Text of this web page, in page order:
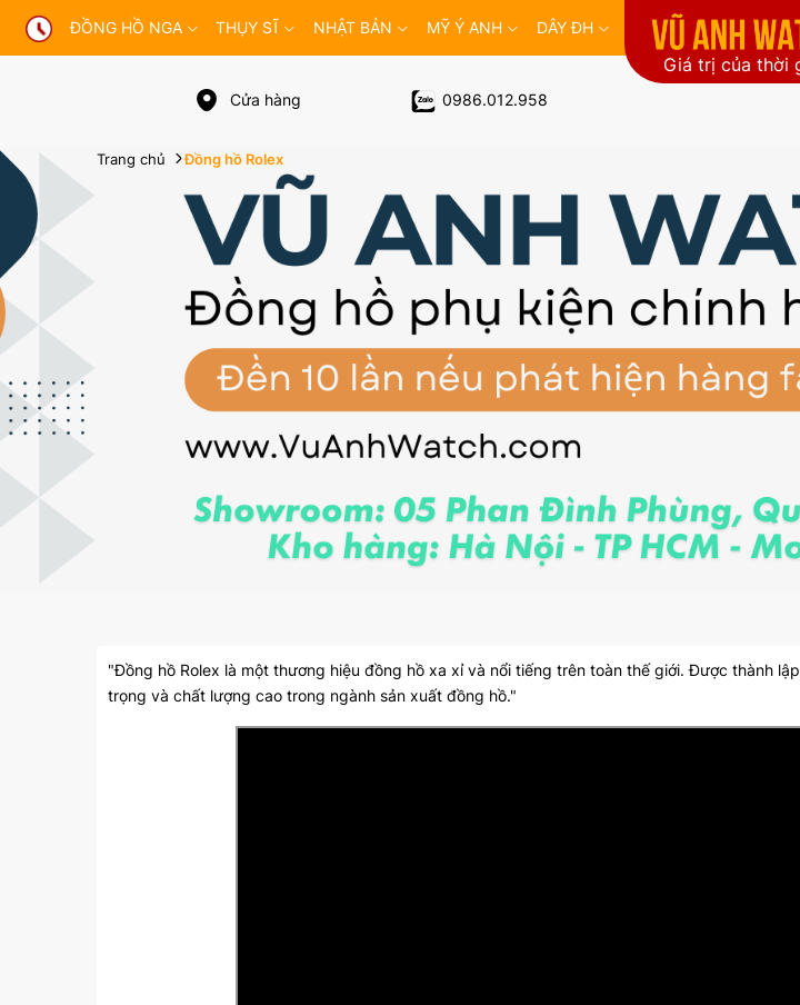
ĐỒNG HỒ NGA THỤY SĨ NHẬT BẢN MỸ Ý ANH DÂY ĐH
Giá trị của thời
Cửa hàng 0986.012.958
Trang chủ Đồng hồ Rolex
"Đồng hồ Rolex là một thương hiệu đồng hồ xa xỉ và nổi tiếng trên toàn thế giới. Được thành
trọng và chất lượng cao trong ngành sản xuất đồng hồ."